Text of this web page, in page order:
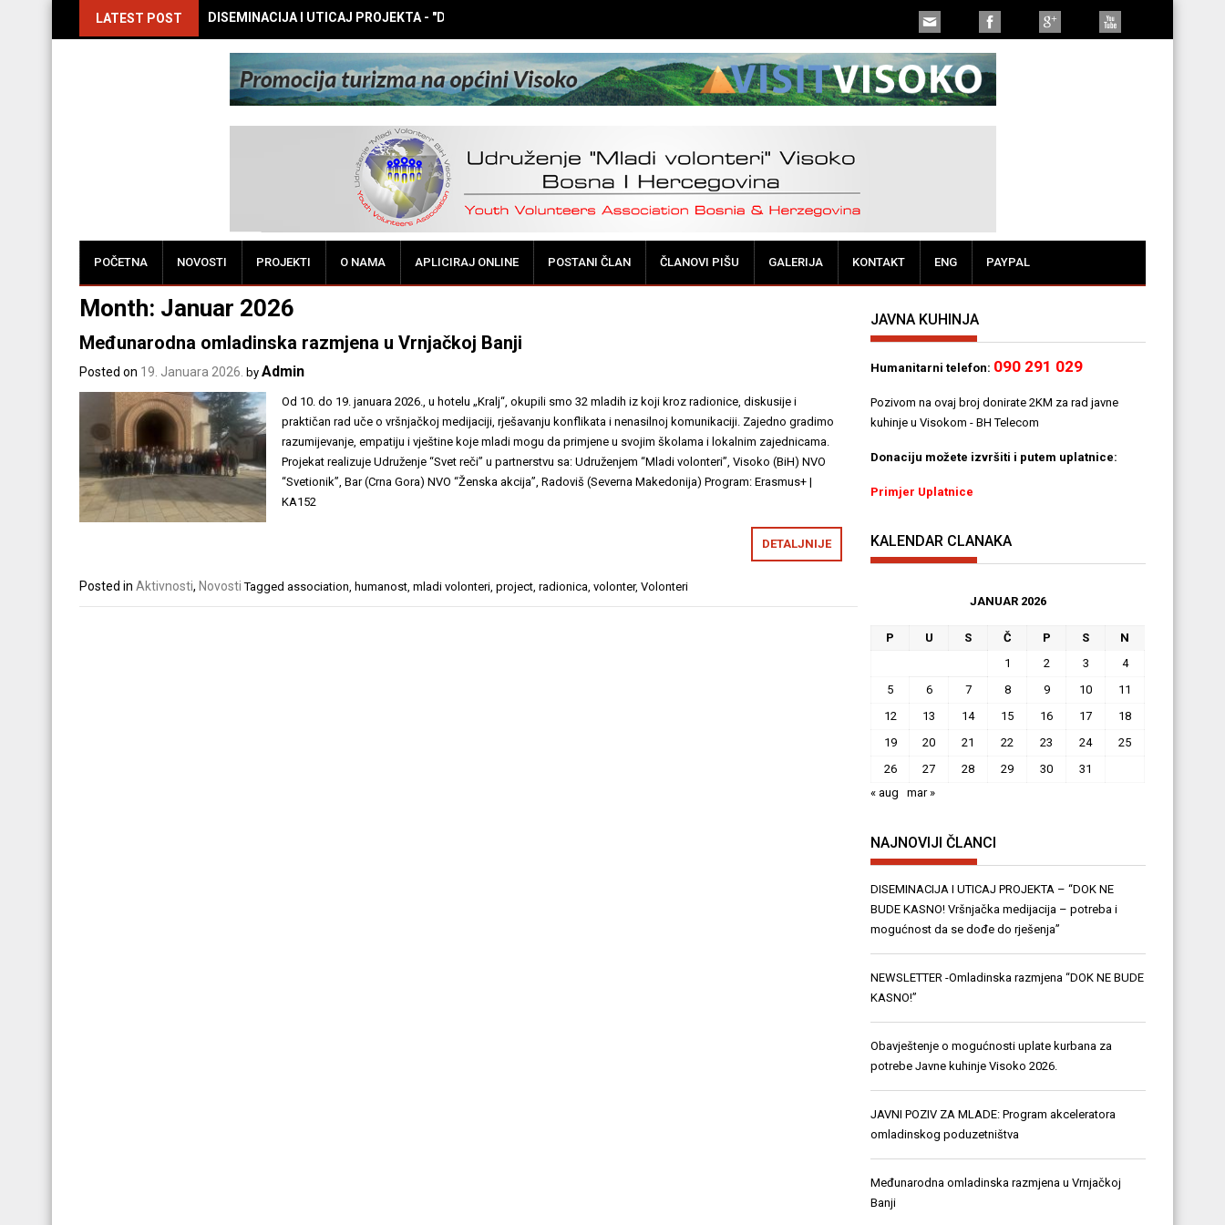
LATEST POST DISEMINACIJA I UTICAJ PROJEKTA - "DOK NE BUDE KASNO! Vršnjačka medijacija - potreba i mogućnost da se dođe do rješenja"
POČETNA NOVOSTI PROJEKTI O NAMA APLICIRAJ ONLINE POSTANI ČLAN ČLANOVI PIŠU GALERIJA KONTAKT ENG PAYPAL
Month: Januar 2026
Međunarodna omladinska razmjena u Vrnjačkoj Banji
Posted on 19. Januara 2026. by Admin
Od 10. do 19. januara 2026., u hotelu „Kralj“, okupili smo 32 mladih iz koji kroz radionice, diskusije i
praktičan rad uče o vršnjačkoj medijaciji, rješavanju konflikata i nenasilnoj komunikaciji. Zajedno gradimo
razumijevanje, empatiju i vještine koje mladi mogu da primjene u svojim školama i lokalnim zajednicama.
Projekat realizuje Udruženje “Svet reči” u partnerstvu sa: Udruženjem “Mladi volonteri”, Visoko (BiH) NVO
“Svetionik”, Bar (Crna Gora) NVO “Ženska akcija”, Radoviš (Severna Makedonija) Program: Erasmus+ |
KA152
DETALJNIJE
Posted in Aktivnosti, Novosti Tagged association humanost mladi volonteri project radionica volonter, Volonteri
JAVNA KUHINJA
Humanitarni telefon: 090 291 029
Pozivom na ovaj broj donirate 2KM za rad javne
kuhinje u Visokom - BH Telecom
Donaciju možete izvršiti i putem uplatnice:
Primjer Uplatnice
KALENDAR CLANAKA
JANUAR 2026
P U S Č P S
N
1
2 3
4
5
6 7 8 9 10
11
12
13 14 15 16 17
18
19
20 21 22 23 24
25
26
27 28 29 30
31
« aug
mar »
NAJNOVIJI ČLANCI
DISEMINACIJA I UTICAJ PROJEKTA – “DOK NE
BUDE KASNO! Vršnjačka medijacija – potreba i
mogućnost da se dođe do rješenja”
NEWSLETTER -Omladinska razmjena “DOK NE BUDE
KASNO!”
Obavještenje o mogućnosti uplate kurbana za
potrebe Javne kuhinje Visoko 2026.
JAVNI POZIV ZA MLADE: Program akceleratora
omladinskog poduzetništva
Međunarodna omladinska razmjena u Vrnjačkoj
Banji